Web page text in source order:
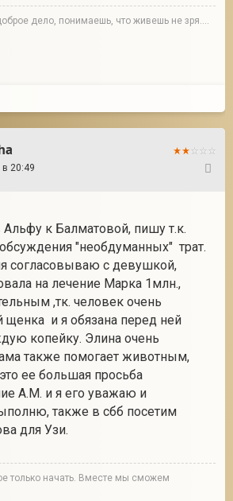
дело, понимаешь, что живешь не зря....
20:49
к Балматовой, пишу т.к.
"необдуманных" трат.
согласовываю с девушкой,
на лечение Марка 1млн.,
,тк. человек очень
щенка и я обязана перед ней
копейку. Элина очень
также помогает животным,
ее большая просьба
А.М. и я его уважаю и
также в сбб посетим
для Узи.
только начать. Вместе мы сможем